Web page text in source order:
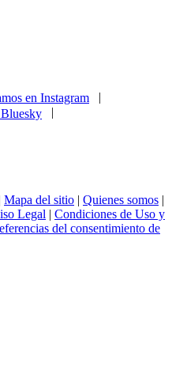
|
|
Mapa del sitio | Quienes somos |
Legal | Condiciones de Uso y
del consentimiento de